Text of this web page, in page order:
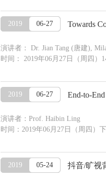
2019 06-27 Towards
演讲者： Dr. Jian Tang (唐建),
时间： 2019年06月27日（周四
2019 06-27 End-to-
演讲者：Prof. Haibin Ling
时间：2019年06月27日（周四
2019 05-24 抖音/旷视